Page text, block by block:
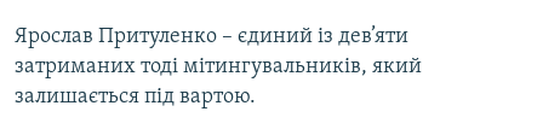
Усі сайти RFE/RL
Ярослав Притуленко – єдиний із дев’яти
затриманих тоді мітингувальників, який
залишається під вартою.